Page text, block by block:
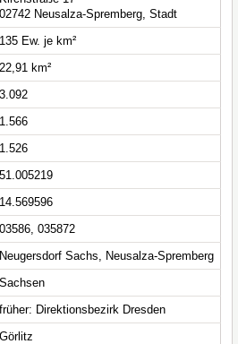
02742 Neusalza-Spremberg, Stadt
135 Ew. je km²
22,91 km²
3.092
1.566
1.526
51.005219
14.569596
03586, 035872
Neugersdorf Sachs, Neusalza-Spremberg
Sachsen
früher: Direktionsbezirk Dresden
Görlitz